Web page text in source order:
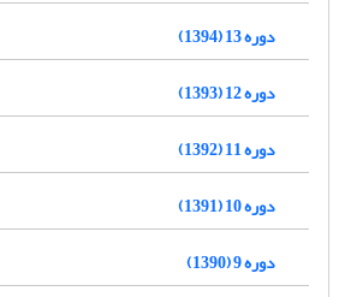
دوره 13 (1394)
دوره 12 (1393)
دوره 11 (1392)
دوره 10 (1391)
دوره 9 (1390)